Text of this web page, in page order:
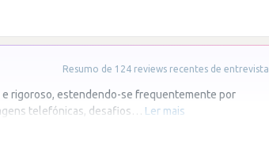
Resumo de 124 reviews recentes de entrevista
rigoroso, estendendo-se frequentemente por
telefónicas, desafios… Ler mais